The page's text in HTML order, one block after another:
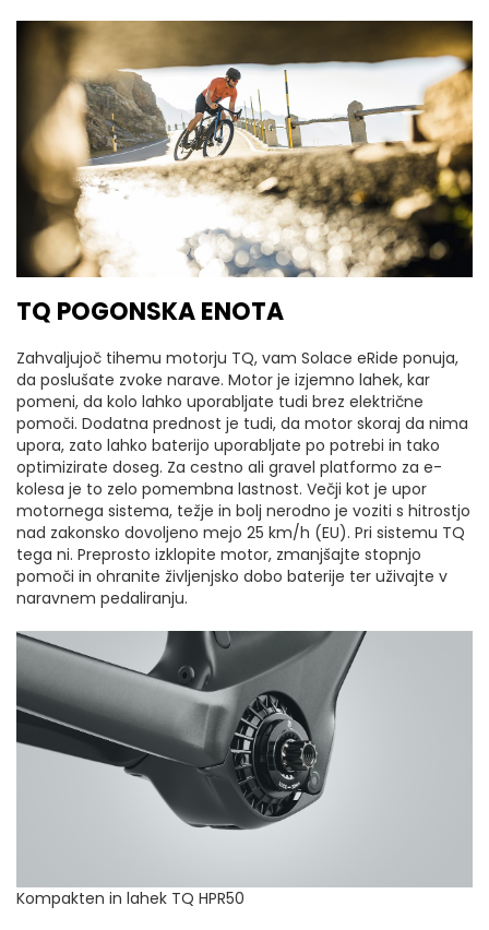
TQ POGONSKA ENOTA
Zahvaljujoč tihemu motorju TQ, vam Solace eRide ponuja,
da poslušate zvoke narave. Motor je izjemno lahek, kar
pomeni, da kolo lahko uporabljate tudi brez električne
pomoči. Dodatna prednost je tudi, da motor skoraj da nima
upora, zato lahko baterijo uporabljate po potrebi in tako
optimizirate doseg. Za cestno ali gravel platformo za e-
kolesa je to zelo pomembna lastnost. Večji kot je upor
motornega sistema, težje in bolj nerodno je voziti s hitrostjo
nad zakonsko dovoljeno mejo 25 km/h (EU). Pri sistemu TQ
tega ni. Preprosto izklopite motor, zmanjšajte stopnjo
pomoči in ohranite življenjsko dobo baterije ter uživajte v
naravnem pedaliranju.
Kompakten in lahek TQ HPR50